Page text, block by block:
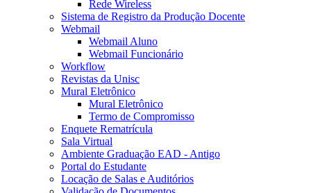
Rede Wireless
Sistema de Registro da Produção Docente
Webmail
Webmail Aluno
Webmail Funcionário
Workflow
Revistas da Unisc
Mural Eletrônico
Mural Eletrônico
Termo de Compromisso
Enquete Rematrícula
Sala Virtual
Ambiente Graduação EAD - Antigo
Portal do Estudante
Locação de Salas e Auditórios